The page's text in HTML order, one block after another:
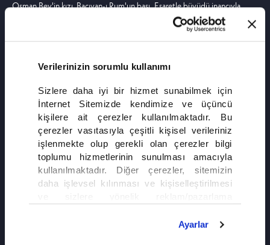
Verilerinizin sorumlu kullanımı
Sizlere daha iyi bir hizmet sunabilmek için
İnternet Sitemizde kendimize ve üçüncü
kişilere ait çerezler kullanılmaktadır. Bu
çerezler vasıtasıyla çeşitli kişisel verileriniz
işlenmekte olup gerekli olan çerezler bilgi
toplumu hizmetlerinin sunulması amacıyla
kullanılmaktadır. Diğer çerezler, sitemizin
daha işlevsel kılınması ve kişiselleştirilmesi
olarak açık rızanız dahilinde kullanılacaktır.
Ayarlar
Osman Bey'in kızı, Bacıyan-ı Rum'un başı. Esaretle büyüdü inancıyla
dirildi. Savaşlarda obanın inadı. Düşman elinde bile özünü kaybetmemiş
bir yürek. Kılıcı adaletin, kalbi törenin hizmetindedir.